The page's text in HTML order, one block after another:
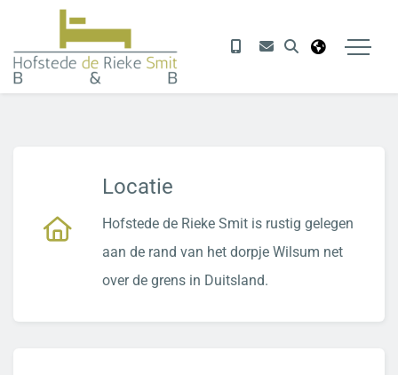
Locatie
Hofstede de Rieke Smit is rustig gelegen
aan de rand van het dorpje Wilsum net
over de grens in Duitsland.